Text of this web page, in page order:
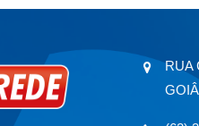
RUA